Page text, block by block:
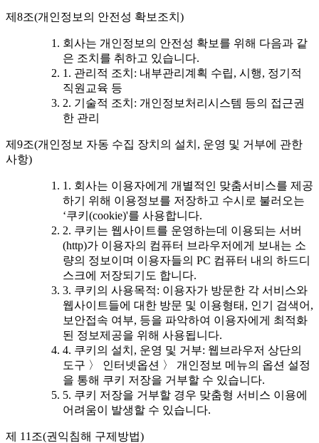
제8조(개인정보의 안전성 확보조치)
회사는 개인정보의 안전성 확보를 위해 다음과 같
은 조치를 취하고 있습니다.
1. 관리적 조치: 내부관리계획 수립, 시행, 정기적
직원교육 등
2. 기술적 조치: 개인정보처리시스템 등의 접근권
한 관리
제9조(개인정보 자동 수집 장치의 설치, 운영 및 거부에 관한
사항)
1. 회사는 이용자에게 개별적인 맞춤서비스를 제공
하기 위해 이용정보를 저장하고 수시로 불러오는
‘쿠키(cookie)'를 사용합니다.
2. 쿠키는 웹사이트를 운영하는데 이용되는 서버
(http)가 이용자의 컴퓨터 브라우저에게 보내는 소
량의 정보이며 이용자들의 PC 컴퓨터 내의 하드디
스크에 저장되기도 합니다.
3. 쿠키의 사용목적: 이용자가 방문한 각 서비스와
웹사이트들에 대한 방문 및 이용형태, 인기 검색어,
보안접속 여부, 등을 파악하여 이용자에게 최적화
된 정보제공을 위해 사용됩니다.
4. 쿠키의 설치, 운영 및 거부: 웹브라우저 상단의
도구 〉 인터넷옵션 〉 개인정보 메뉴의 옵션 설정
을 통해 쿠키 저장을 거부할 수 있습니다.
5. 쿠키 저장을 거부할 경우 맞춤형 서비스 이용에
어려움이 발생할 수 있습니다.
제 11조(권익침해 구제방법)